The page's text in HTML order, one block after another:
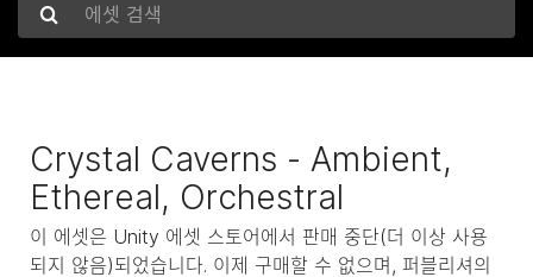
에셋 검색
Crystal Caverns - Ambient,
Ethereal, Orchestral
이 에셋은 Unity 에셋 스토어에서 판매 중단(더 이상 사용
되지 않음)되었습니다. 이제 구매할 수 없으며, 퍼블리셔의